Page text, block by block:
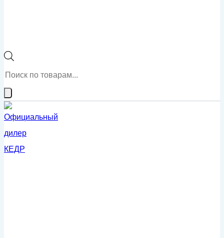
Поиск
товаров